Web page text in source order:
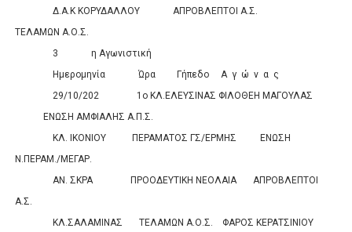
Δ.Α.Κ ΚΟΡΥΔΑΛΛΟΥ
ΑΠΡΟΒΛΕΠΤΟΙ Α.Σ.
ΤΕΛΑΜΩΝ Α.Ο.Σ.
3
η Αγωνιστική
Ημερομηνία
Ώρα Γήπεδο Α γ ώ ν α ς
29/10/202
1ο ΚΛ.ΕΛΕΥΣΙΝΑΣ ΦΙΛΟΘΕΗ ΜΑΓΟΥΛΑΣ
ΕΝΩΣΗ ΑΜΦΙΑΛΗΣ Α.Π.Σ.
ΚΛ. ΙΚΟΝΙΟΥ
ΠΕΡΑΜΑΤΟΣ ΓΣ/ΕΡΜΗΣ
ΕΝΩΣΗ
Ν.ΠΕΡΑΜ./ΜΕΓΑΡ.
ΑΝ. ΣΚΡΑ
ΠΡΟΟΔΕΥΤΙΚΗ ΝΕΟΛΑΙΑ
ΑΠΡΟΒΛΕΠΤΟΙ
Α.Σ.
ΚΛ.ΣΑΛΑΜΙΝΑΣ
ΤΕΛΑΜΩΝ Α.Ο.Σ.
ΦΑΡΟΣ ΚΕΡΑΤΣΙΝΙΟΥ